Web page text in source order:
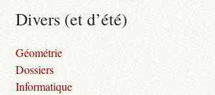
Divers (et d’été)
Géométrie
Dossiers
Informatique